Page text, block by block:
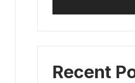
Recent